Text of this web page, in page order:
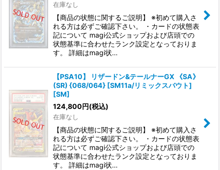
在庫なし
【商品の状態に関するご説明】 ※初めて購入さ
れる方は必ずご確認下さい。 ・カードの状態表
記について magi公式ショップおよび店頭での
状態基準に合わせたランク設定となっておりま
す。 詳細はmagi状…
【PSA10】 リザードン&テールナーGX 《SA》
(SR) {068/064} [SM11a/リミックスバウト]
[SM]
124,800円(税込)
在庫なし
【商品の状態に関するご説明】 ※初めて購入さ
れる方は必ずご確認下さい。 ・カードの状態表
記について magi公式ショップおよび店頭での
状態基準に合わせたランク設定となっておりま
す。 詳細はmagi状…